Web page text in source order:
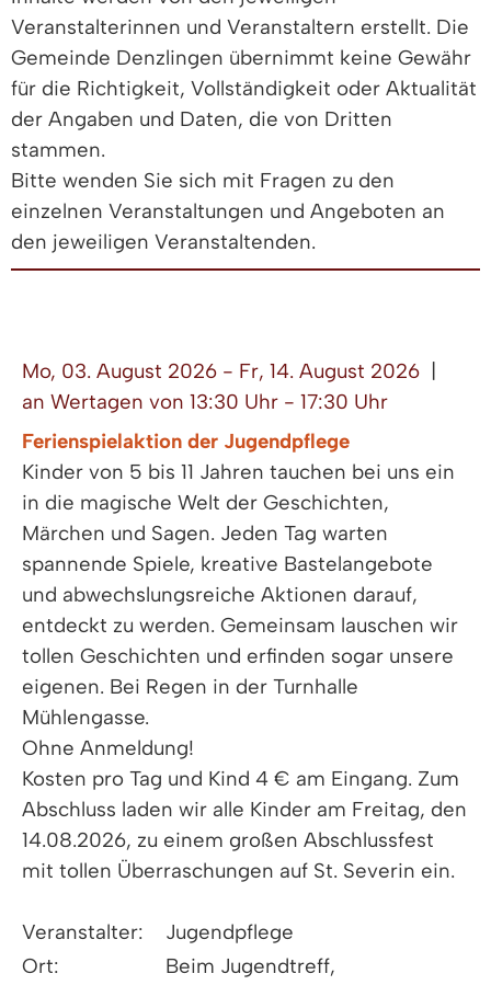
Veranstalterinnen und Veranstaltern erstellt. Die
Gemeinde Denzlingen übernimmt keine Gewähr
für die Richtigkeit, Vollständigkeit oder Aktualität
der Angaben und Daten, die von Dritten
stammen.
Bitte wenden Sie sich mit Fragen zu den
einzelnen Veranstaltungen und Angeboten an
den jeweiligen Veranstaltenden.
Mo, 03. August 2026 - Fr, 14. August 2026
an Wertagen von 13:30 Uhr - 17:30 Uhr
Ferienspielaktion der Jugendpflege
Kinder von 5 bis 11 Jahren tauchen bei uns ein
in die magische Welt der Geschichten,
Märchen und Sagen. Jeden Tag warten
spannende Spiele, kreative Bastelangebote
und abwechslungsreiche Aktionen darauf,
entdeckt zu werden. Gemeinsam lauschen wir
tollen Geschichten und erfinden sogar unsere
eigenen. Bei Regen in der Turnhalle
Mühlengasse.
Ohne Anmeldung!
Kosten pro Tag und Kind 4 € am Eingang. Zum
Abschluss laden wir alle Kinder am Freitag, den
14.08.2026, zu einem großen Abschlussfest
mit tollen Überraschungen auf St. Severin ein.
Veranstalter:
Jugendpflege
Ort:
Beim Jugendtreff,